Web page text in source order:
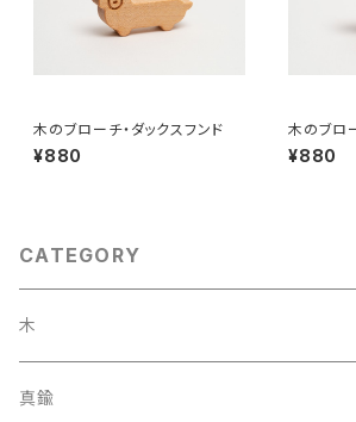
木のブローチ・ダックスフンド
¥880
木のブロ
¥880
CATEGORY
木
ストラップ
真鍮